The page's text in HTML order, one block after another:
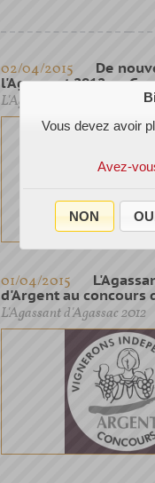
02/04/2015
De
l'Agassant 2012 au
L'Agassant d'Agassac 2012
01/04/2015
d'Argent au concours
L'Agassant d'Agassac 2012
Vous devez avoir
Avez-
NON